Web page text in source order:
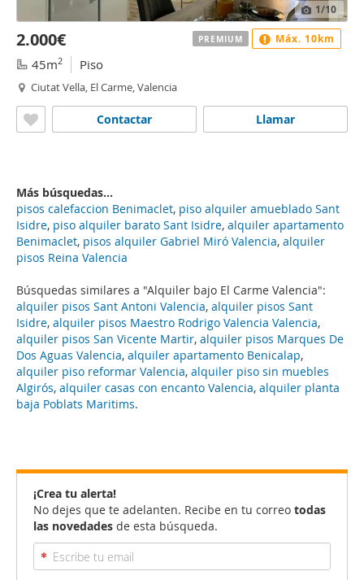
Búsquedas similares a "Alquiler bajo El Carme Valencia":
alquiler pisos Sant Antoni Valencia, alquiler pisos Sant
Isidre, alquiler pisos Maestro Rodrigo Valencia Valencia,
alquiler pisos San Vicente Martir, alquiler pisos Marques De
Dos Aguas Valencia, alquiler apartamento Benicalap,
alquiler piso reformar Valencia, alquiler piso sin muebles
Algirós, alquiler casas con encanto Valencia, alquiler planta
baja Poblats Maritims.
1/10
2.000€
45m2 Piso
Ciutat Vella, El Carme, Valencia
Llamar
Contactar
PREMIUM Máx. 10km
Más búsquedas...
pisos calefaccion Benimaclet, piso alquiler amueblado Sant
Isidre, piso alquiler barato Sant Isidre, alquiler apartamento
Benimaclet, pisos alquiler Gabriel Miró Valencia, alquiler
pisos Reina Valencia
¡Crea tu alerta!
No dejes que te adelanten. Recibe en tu correo todas
las novedades de esta búsqueda.